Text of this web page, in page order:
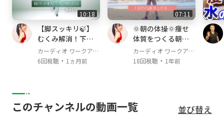
info@danstesbras.co.jp
------------------------------------------------------------
👩‍⚕️あいちゃん先生ってどんな人？👩‍⚕️
柔道整復師の国家資格をもった
10:18
【脚スッキリ🍃】
むくみ解消！下半
身の巡りを整える
室内ウォーキング
カーディオ ワークアウ
ト / Cardio Workout
6回視聴・ 1ヵ月前
07:11
🌞朝の体操🌞痩せ
体質をつくる朝習
慣！朝のやさしい
体操で代謝を上げ
カーディオ ワークアウ
ト / Cardio Workout
18回視聴・ 1年前
このチャンネルの動画一覧 並び替え